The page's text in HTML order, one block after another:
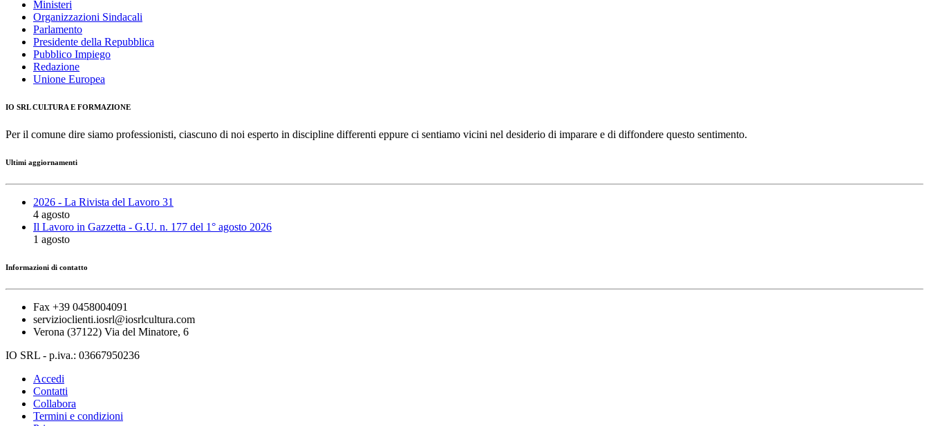
Ministeri
Organizzazioni Sindacali
Parlamento
Presidente della Repubblica
Pubblico Impiego
Redazione
Unione Europea
IO SRL CULTURA E FORMAZIONE
Per il comune dire siamo professionisti, ciascuno di noi esperto in discipline differenti eppure ci sentiamo vicini nel desiderio di imparare e di diffondere questo sentimento.
Ultimi aggiornamenti
2026 - La Rivista del Lavoro 31
4 agosto
Il Lavoro in Gazzetta - G.U. n. 177 del 1° agosto 2026
1 agosto
Informazioni di contatto
Fax +39 0458004091
servizioclienti.iosrl@iosrlcultura.com
Verona (37122) Via del Minatore, 6
IO SRL - p.iva.: 03667950236
Accedi
Contatti
Collabora
Termini e condizioni